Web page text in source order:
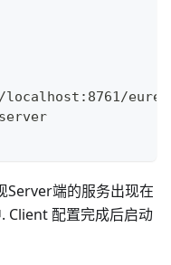
: 8761/
server
Server端的服务出现在
Client 配置完成后启动